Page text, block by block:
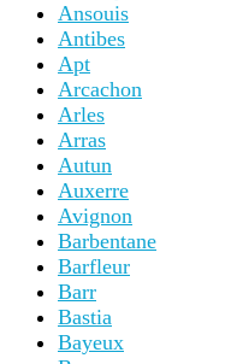
Ansouis
Antibes
Apt
Arcachon
Arles
Arras
Autun
Auxerre
Avignon
Barbentane
Barfleur
Barr
Bastia
Bayeux